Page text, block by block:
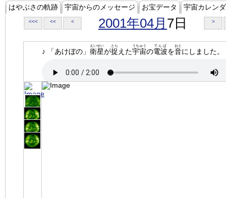
はやぶさの軌跡 宇宙からのメッセージ お宝データ 宇宙カレン
<<< << < 2001年04月 7日 >
♪ 「あけぼの」 衛星
えいせい
が捉
とら
えた宇宙
うちゅう
の電波
でんぱ
を音
おと
にしました。